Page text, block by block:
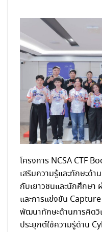
โครงการ NCSA CTF
เสริมความรู้และทักษะด้
กับเยาวชนและนักศึกษา
และการแข่งขัน
พัฒนาทักษะด้านการคิดวิ
ประยุกต์ใช้ความรู้ด้าน